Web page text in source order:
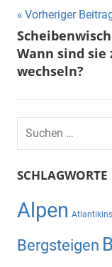
Vorheriger
Wann sind sie
wechseln?
Suchen
nach:
SCHLAGWORTE
Alpen
Bergsteigen